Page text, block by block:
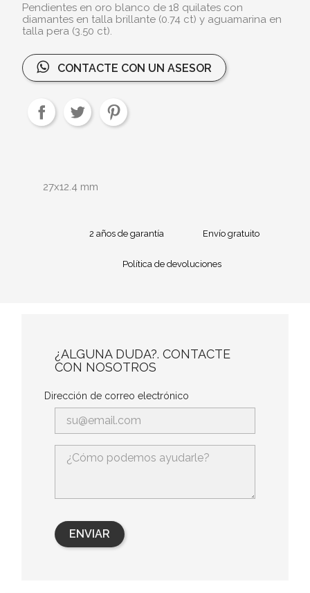
Pendientes en oro blanco de 18 quilates con
diamantes en talla brillante (0.74 ct) y aguamarina en
talla pera (3.50 ct).
CONTACTE CON UN ASESOR
27x12.4 mm
2 años de garantía Envío gratuito
Política de devoluciones
¿ALGUNA DUDA?. CONTACTE
CON NOSOTROS
Dirección de correo electrónico